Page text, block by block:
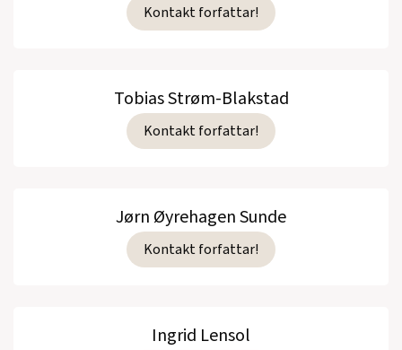
Kontakt forfattar!
Tobias Strøm-Blakstad
Kontakt forfattar!
Jørn Øyrehagen Sunde
Kontakt forfattar!
Ingrid Lensol